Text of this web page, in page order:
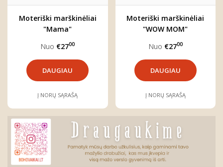
Moteriški marškinėliai
"Mama"
Nuo €2700
DAUGIAU
Į NORŲ SĄRAŠĄ
Moteriški marškinėliai
"WOW MOM"
Nuo €2700
DAUGIAU
Į NORŲ SĄRAŠĄ